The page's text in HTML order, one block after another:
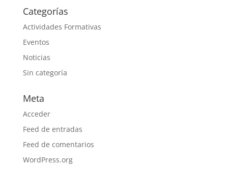
Categorías
Actividades Formativas
Eventos
Noticias
Sin categoría
Meta
Acceder
Feed de entradas
Feed de comentarios
WordPress.org